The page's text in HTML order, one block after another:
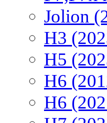
Jolion
H3
H5
H6
H6